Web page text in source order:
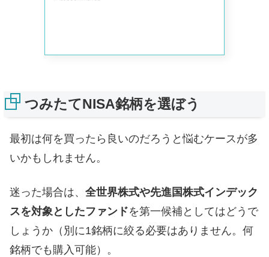
つみたてNISA銘柄を選ぼう
最初は何を買ったら良いのだろうと悩むケースが多
いかもしれません。
迷った場合は、 全世界株式や先進国株式インデック
スを対象としたファンドを第一候補としてはどうで
しょうか（別に1銘柄に絞る必要はありません。何
銘柄でも購入可能）。